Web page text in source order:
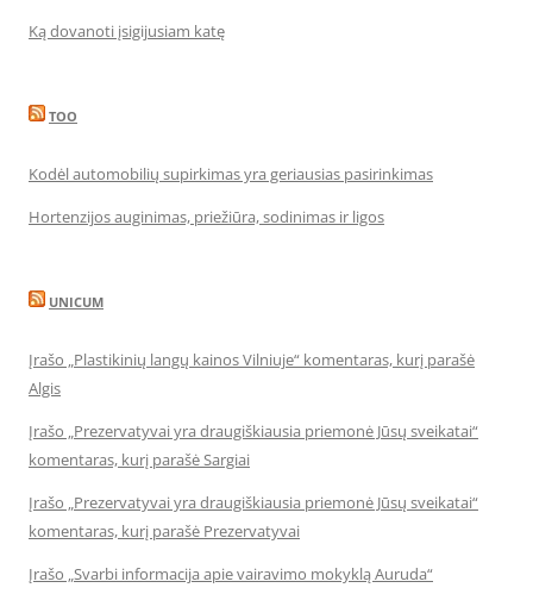
Ką dovanoti įsigijusiam katę
TOO
Kodėl automobilių supirkimas yra geriausias pasirinkimas
Hortenzijos auginimas, priežiūra, sodinimas ir ligos
UNICUM
Įrašo „Plastikinių langų kainos Vilniuje“ komentaras, kurį parašė
Algis
Įrašo „Prezervatyvai yra draugiškiausia priemonė Jūsų sveikatai“
komentaras, kurį parašė Sargiai
Įrašo „Prezervatyvai yra draugiškiausia priemonė Jūsų sveikatai“
komentaras, kurį parašė Prezervatyvai
Įrašo „Svarbi informacija apie vairavimo mokyklą Auruda“